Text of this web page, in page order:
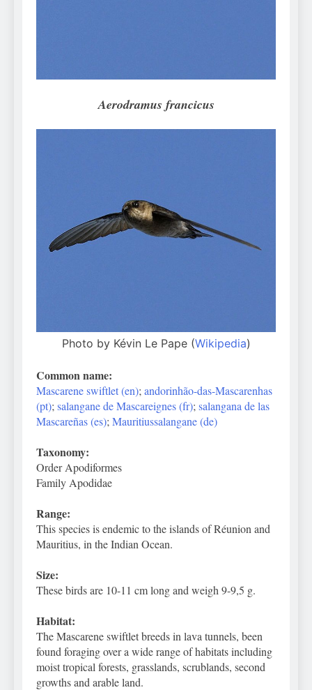
Aerodramus francicus
Photo by Kévin Le Pape (Wikipedia)
Common name:
Mascarene swiftlet (en); andorinhão-das-Mascarenhas
(pt); salangane de Mascareignes (fr); salangana de las
Mascareñas (es); Mauritiussalangane (de)
Taxonomy:
Order Apodiformes
Family Apodidae
Range:
This species is endemic to the islands of Réunion and
Mauritius, in the Indian Ocean.
Size:
These birds are 10-11 cm long and weigh 9-9,5 g.
Habitat:
The Mascarene swiftlet breeds in lava tunnels, been
found foraging over a wide range of habitats including
moist tropical forests, grasslands, scrublands, second
growths and arable land.